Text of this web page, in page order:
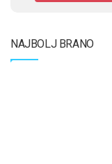
NAJBOLJ BRANO